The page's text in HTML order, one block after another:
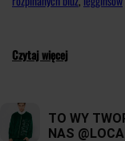
Czytaj więcej